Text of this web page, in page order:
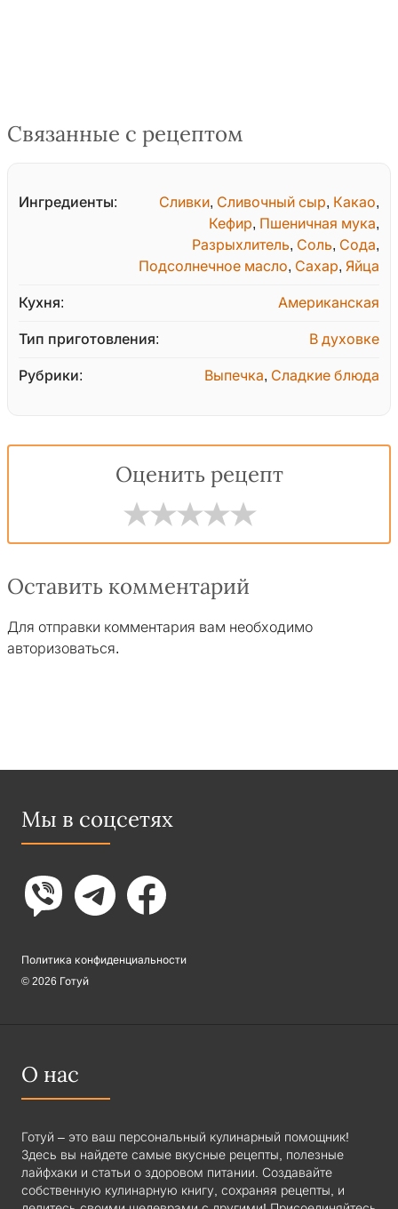
Связанные с рецептом
Ингредиенты: Сливки, Сливочный сыр, Какао,
Кефир, Пшеничная мука,
Разрыхлитель, Соль, Сода,
Подсолнечное масло, Сахар, Яйца
Кухня: Американская
Тип приготовления: В духовке
Рубрики: Выпечка, Сладкие блюда
Оценить рецепт
Оставить комментарий
Для отправки комментария вам необходимо
авторизоваться.
Мы в соцсетях
Политика конфиденциальности
© 2026 Готуй
О нас
Готуй – это ваш персональный кулинарный помощник!
Здесь вы найдете самые вкусные рецепты, полезные
лайфхаки и статьи о здоровом питании. Создавайте
собственную кулинарную книгу, сохраняя рецепты, и